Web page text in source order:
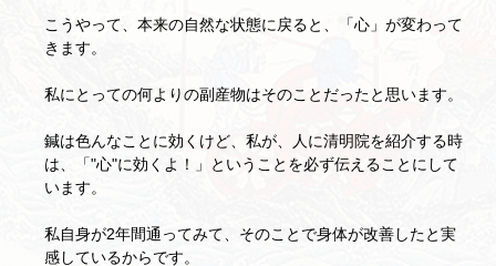
こうやって、本来の自然な状態に戻ると、「心」が変わって
きます。
私にとっての何よりの副産物はそのことだったと思います。
鍼は色んなことに効くけど、私が、人に清明院を紹介する時
は、「"心"に効くよ！」ということを必ず伝えることにして
います。
私自身が2年間通ってみて、そのことで身体が改善したと実
感しているからです。